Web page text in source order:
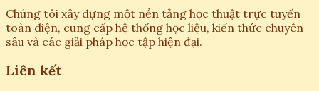
Chúng tôi xây dựng một nền tảng học thuật trực tuyến
toàn diện, cung cấp hệ thống học liệu, kiến thức chuyên
sâu và các giải pháp học tập hiện đại.
Liên kết